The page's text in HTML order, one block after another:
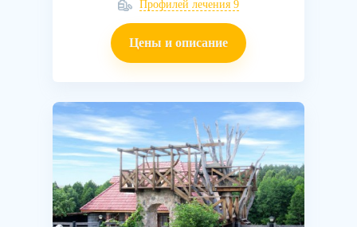
Профилей лечения 9
Цены и описание